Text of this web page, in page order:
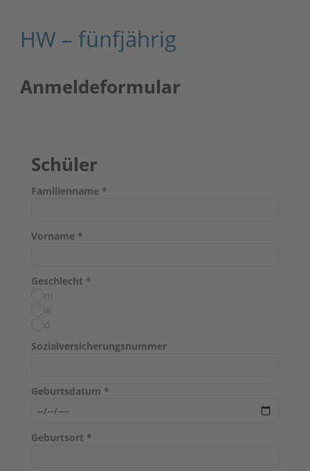
HW – fünfjährig
Anmeldeformular
Schüler
Familienname *
Vorname *
Geschlecht *
m
w
d
Sozialversicherungsnummer
Geburtsdatum *
Geburtsort *